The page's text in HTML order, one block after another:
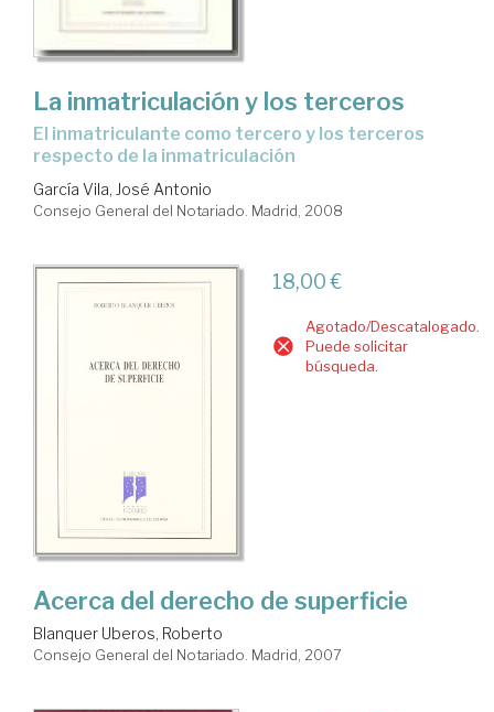
La inmatriculación y los terceros
el inmatriculante como tercero y los terceros
respecto de la inmatriculación
García Vila, José Antonio
Consejo General del Notariado. Madrid, 2008
18,00 €
Agotado/Descatalogado.
Puede solicitar
búsqueda.
Acerca del derecho de superficie
Blanquer Uberos, Roberto
Consejo General del Notariado. Madrid, 2007